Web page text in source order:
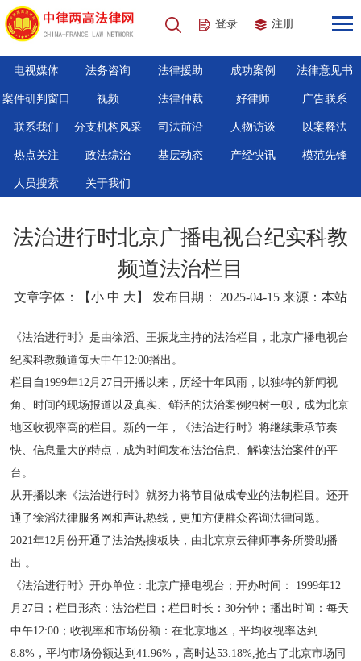
登录 注册
电视媒体 法务咨询 法律援助 成功案例 法律意见书
案件研判窗口 视频 法律仲裁 好律师 广告联系
联系我们 分支机构风采 司法前沿 人物访谈 以案释法
热点关注 政法综治 基层动态 产经快讯 模范先锋
人员搜索 关于我们
法治进行时北京广播电视台纪实科教
频道法治栏目
文章字体：【小 中 大 】 发布日期： 2025-04-15 来源：本站
《法治进行时》是由徐滔、王振龙主持的法治栏目，北京广播电视台
纪实科教频道每天中午12:00播出。
栏目自1999年12月27日开播以来，历经十年风雨，以独特的新闻视
角、时间的现场报道以及真实、鲜活的法治案例独树一帜，成为北京
地区收视率高的栏目。新的一年，《法治进行时》将继续秉承节奏
快、信息量大的特点，成为时间发布法治信息、解读法治案件的平
台。
从开播以来《法治进行时》就努力将节目做成专业的法制栏目。还开
通了徐滔法律服务网和声讯热线，更加方便群众咨询法律问题。
2021年12月份开通了法治热搜板块，由北京京云律师事务所赞助播
出 。
《法治进行时》开办单位：北京广播电视台；开办时间： 1999年12
月27日；栏目形态：法治栏目；栏目时长：30分钟；播出时间：每天
中午12:00；收视率和市场份额：在北京地区，平均收视率达到
8.8%，平均市场份额达到41.96%，高时达53.18%,抢占了北京市场同